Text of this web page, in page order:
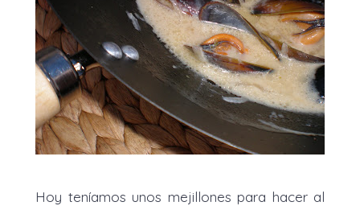
Hoy teníamos unos mejillones para hacer al